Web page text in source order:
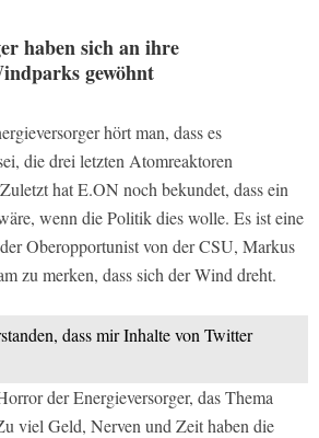
haben sich an ihre
gewöhnt
hört man, dass es
die drei letzten Atomreaktoren
hat E.ON noch bekundet, dass ein
wenn die Politik dies wolle. Es ist eine
Oberopportunist von der CSU, Markus
zu merken, dass sich der Wind dreht.
dass mir Inhalte von Twitter
der Energieversorger, das Thema
viel Geld, Nerven und Zeit haben die